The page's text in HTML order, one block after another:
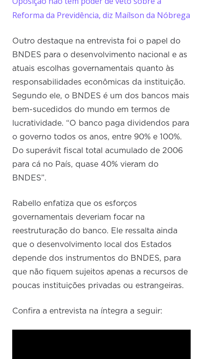
Reforma da Previdência, diz Maílson da Nóbrega
Outro destaque na entrevista foi o papel do
BNDES para o desenvolvimento nacional e as
atuais escolhas governamentais quanto às
responsabilidades econômicas da instituição.
Segundo ele, o BNDES é um dos bancos mais
bem-sucedidos do mundo em termos de
lucratividade. “O banco paga dividendos para
o governo todos os anos, entre 90% e 100%.
Do superávit fiscal total acumulado de 2006
para cá no País, quase 40% vieram do
BNDES”.
Rabello enfatiza que os esforços
governamentais deveriam focar na
reestruturação do banco. Ele ressalta ainda
que o desenvolvimento local dos Estados
depende dos instrumentos do BNDES, para
que não fiquem sujeitos apenas a recursos de
poucas instituições privadas ou estrangeiras.
Confira a entrevista na íntegra a seguir: